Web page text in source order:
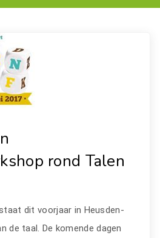
rond Talen
dit voorjaar in Heusden-
de taal. De komende dagen